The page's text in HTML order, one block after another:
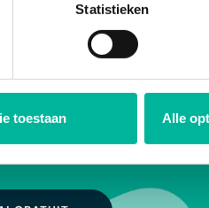
Statistieken
toestaan Alle